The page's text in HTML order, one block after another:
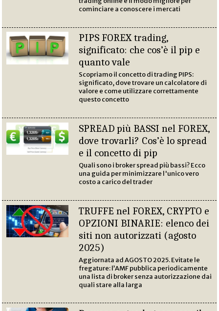
cominciare a conoscere i mercati
PIPS FOREX trading,
significato: che cos’è il pip e
quanto vale
Scopriamo il concetto di trading PIPS:
significato, dove trovare un calcolatore di
valore e come utilizzare correttamente
questo concetto
SPREAD più BASSI nel FOREX,
dove trovarli? Cos’è lo spread
e il concetto di pip
Quali sono i broker spread più bassi? Ecco
una guida per minimizzare l'unico vero
costo a carico del trader
TRUFFE nel FOREX, CRYPTO e
OPZIONI BINARIE: elenco dei
siti non autorizzati (agosto
2025)
Aggiornata ad AGOSTO 2025. Evitate le
fregature: l’AMF pubblica periodicamente
una lista di broker senza autorizzazione dai
quali stare alla larga